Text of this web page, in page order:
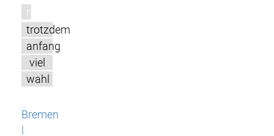
m
trotzdem
anfang
viel
wahl
Bremen
|